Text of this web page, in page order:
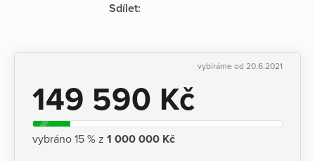
Sdílet:
vybíráme od 20.6.2021
149 590 Kč
vybráno 15 % z 1 000 000 Kč